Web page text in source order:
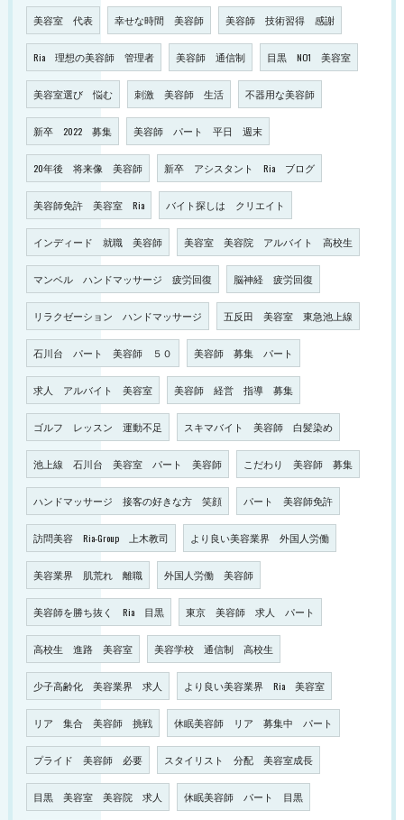
美容室 代表 幸せな時間 美容師 美容師 技術習得 感謝
Ria 理想の美容師 管理者 美容師 通信制 目黒 NO1 美容室
美容室選び 悩む 刺激 美容師 生活 不器用な美容師
新卒 2022 募集 美容師 パート 平日 週末
20年後 将来像 美容師 新卒 アシスタント Ria ブログ
美容師免許 美容室 Ria バイト探しは クリエイト
インディード 就職 美容師 美容室 美容院 アルバイト 高校生
マンベル ハンドマッサージ 疲労回復 脳神経 疲労回復
リラクゼーション ハンドマッサージ 五反田 美容室 東急池上線
石川台 パート 美容師 ５０ 美容師 募集 パート
求人 アルバイト 美容室 美容師 経営 指導 募集
ゴルフ レッスン 運動不足 スキマバイト 美容師 白髪染め
池上線 石川台 美容室 パート 美容師 こだわり 美容師 募集
ハンドマッサージ 接客の好きな方 笑顔 パート 美容師免許
訪問美容 Ria-Group 上木教司 より良い美容業界 外国人労働
美容業界 肌荒れ 離職 外国人労働 美容師
美容師を勝ち抜く Ria 目黒 東京 美容師 求人 パート
高校生 進路 美容室 美容学校 通信制 高校生
少子高齢化 美容業界 求人 より良い美容業界 Ria 美容室
リア 集合 美容師 挑戦 休眠美容師 リア 募集中 パート
プライド 美容師 必要 スタイリスト 分配 美容室成長
目黒 美容室 美容院 求人 休眠美容師 パート 目黒